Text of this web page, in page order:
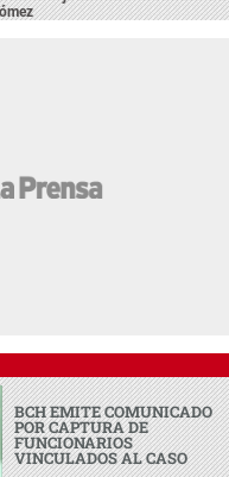
BCH EMITE COMUNICADO
POR CAPTURA DE
FUNCIONARIOS
VINCULADOS AL CASO